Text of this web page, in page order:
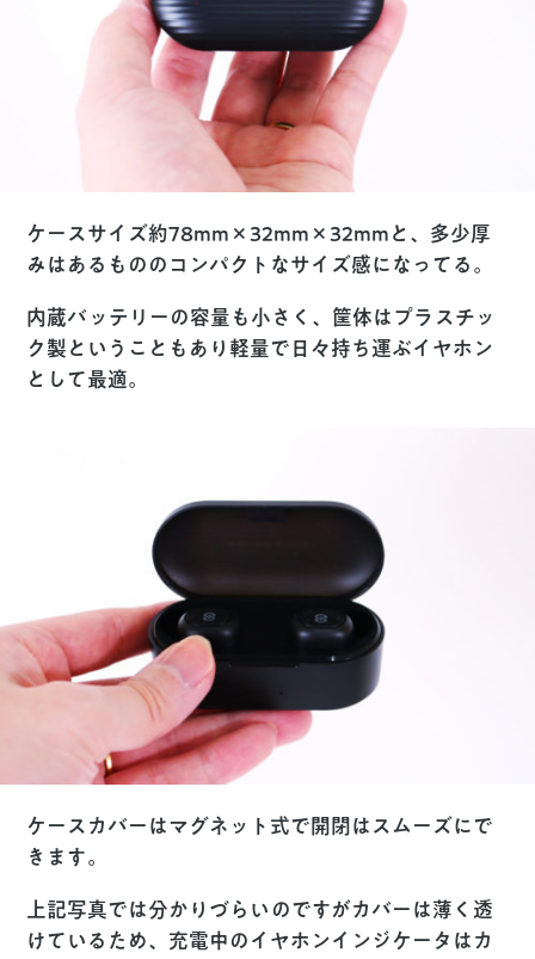
ケースサイズ約78mm×32mm×32mmと、多少厚
みはあるもののコンパクトなサイズ感になってる。
内蔵バッテリーの容量も小さく、筐体はプラスチッ
ク製ということもあり軽量で日々持ち運ぶイヤホン
として最適。
ケースカバーはマグネット式で開閉はスムーズにで
きます。
上記写真では分かりづらいのですがカバーは薄く透
けているため、充電中のイヤホンインジケータはカ